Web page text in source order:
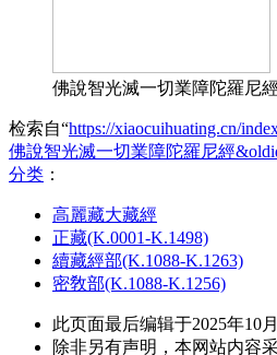
佛說智光滅一切業障陀羅尼
检索自“https://xiaocuihuating.cn/
佛說智光滅一切業障陀羅尼經
分类 ：​
高麗藏大藏經
正藏(K.0001-K.1498)
續藏經部(K.1088-K.1263)
密敎部(K.1088-K.1256)
此页面最后编辑于2025年10
除非另有声明，本网站内容